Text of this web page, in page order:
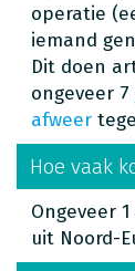
operatie
iemand
Dit doen
ongeveer
afweer
Hoe vaak
Ongeveer
uit Noord-